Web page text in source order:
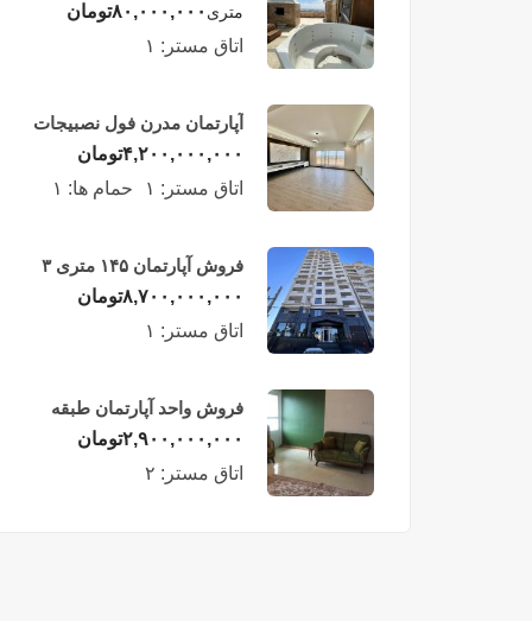
لوکس در طبقه چهاردهم
فریدونکنار
متری ۸۰,۰۰۰,۰۰۰تومان
اتاق مستر: ۱
آپارتمان مدرن فول نصبیجات
ساحلی/فریدونکنار
۴,۲۰۰,۰۰۰,۰۰۰تومان
اتاق مستر: ۱ حمام ها: ۱
فروش آپارتمان ۱۴۵ متری ۳
خوابه در فریدونکنار
۸,۷۰۰,۰۰۰,۰۰۰تومان
اتاق مستر: ۱
فروش واحد آپارتمان طبقه
چهارم در فریدونکنار
۲,۹۰۰,۰۰۰,۰۰۰تومان
اتاق مستر: ۲